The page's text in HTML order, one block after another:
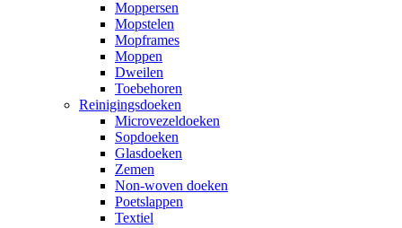
Moppersen
Mopstelen
Mopframes
Moppen
Dweilen
Toebehoren
Reinigingsdoeken
Microvezeldoeken
Sopdoeken
Glasdoeken
Zemen
Non-woven doeken
Poetslappen
Textiel